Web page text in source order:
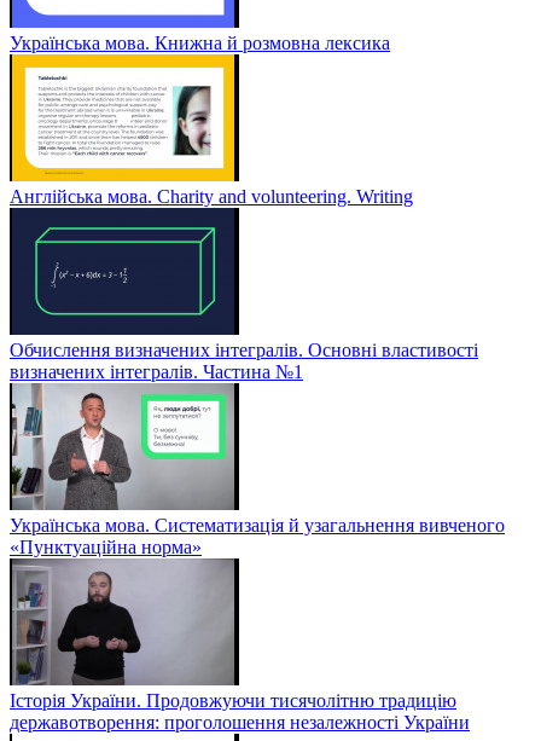
Українська мова. Книжна й розмовна лексика
Англійська мова. Charity and volunteering. Writing
Обчислення визначених інтегралів. Основні властивості
визначених інтегралів. Частина №1
Українська мова. Систематизація й узагальнення вивченого
«Пунктуаційна норма»
Історія України. Продовжуючи тисячолітню традицію
державотворення: проголошення незалежності України